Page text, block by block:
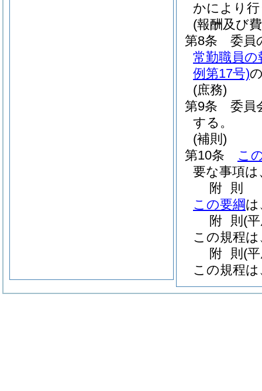
かにより
(報酬及び
第8条
委員
常勤職員
例第17号)
(庶務)
第9条
委員
する。
(補則)
第10条
こ
要な事項
附 則
この要綱は
附 則 (
この規程
附 則 (
この規程